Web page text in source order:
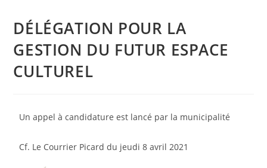
DÉLÉGATION POUR LA
GESTION DU FUTUR ESPACE
CULTUREL
Un appel à candidature est lancé par la municipalité
Cf. Le Courrier Picard du jeudi 8 avril 2021